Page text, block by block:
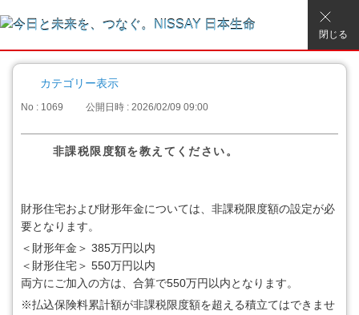
閉じる
カテゴリー表示
No : 1069 公開日時 : 2026/02/09 09:00
非課税限度額を教えてください。
財形住宅および財形年金については、非課税限度額の設定が必
要となります。
＜財形年金＞ 385万円以内
＜財形住宅＞ 550万円以内
両方にご加入の方は、合算で550万円以内となります。
※払込保険料累計額が非課税限度額を超える積立てはできませ